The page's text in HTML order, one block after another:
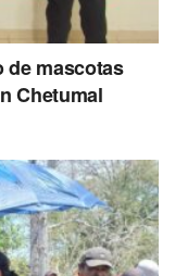
que lo apoyen
estar seguray el
que puedan
su familiapueden
de mascotas
Chetumal